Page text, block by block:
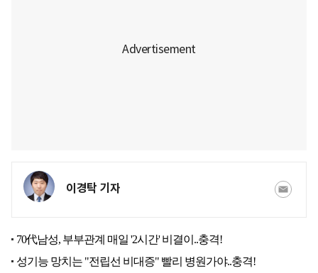
이경탁 기자